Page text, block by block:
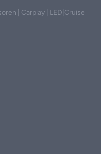
| Carplay | LED|Cruise